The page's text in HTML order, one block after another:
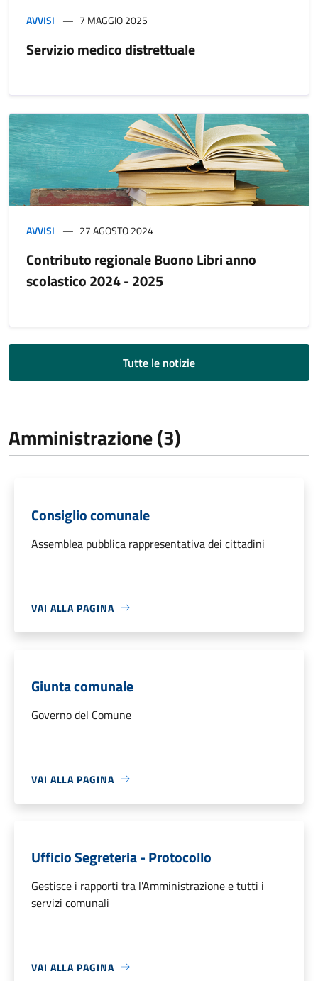
AVVISI 7 MAGGIO 2025
Servizio medico distrettuale
AVVISI 27 AGOSTO 2024
Contributo regionale Buono Libri anno
scolastico 2024 - 2025
Tutte le notizie
Amministrazione (3)
Consiglio comunale
Assemblea pubblica rappresentativa dei cittadini
VAI ALLA PAGINA
Giunta comunale
Governo del Comune
VAI ALLA PAGINA
Ufficio Segreteria - Protocollo
Gestisce i rapporti tra l'Amministrazione e tutti i
servizi comunali
VAI ALLA PAGINA